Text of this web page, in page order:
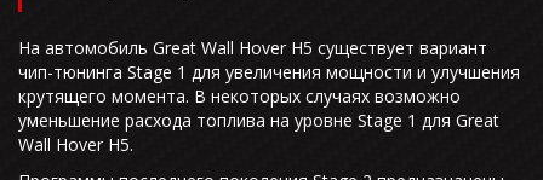
На автомобиль Great Wall Hover H5 существует вариант
чип-тюнинга Stage 1 для увеличения мощности и улучшения
крутящего момента. В некоторых случаях возможно
уменьшение расхода топлива на уровне Stage 1 для Great
Wall Hover H5.